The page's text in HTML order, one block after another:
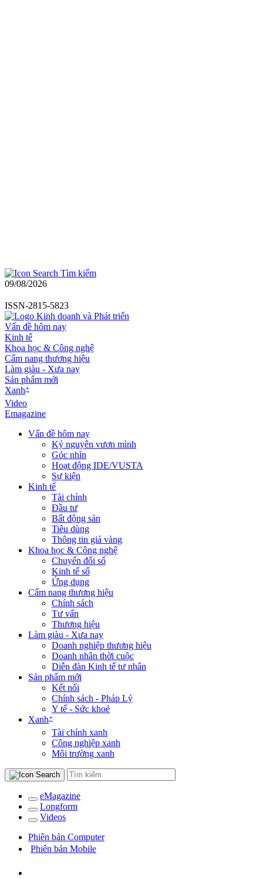
Tìm kiếm
09/08/2026
ISSN-2815-5823
Vấn đề hôm nay
Kinh tế
Khoa học & Công nghệ
Cẩm nang thương hiệu
Làm giàu - Xưa nay
Sản phẩm mới
Xanh+
Video
Emagazine
Vấn đề hôm nay
Kỷ nguyên vươn mình
Góc nhìn
Hoạt động IDE/VUSTA
Sự kiện
Kinh tế
Tài chính
Đầu tư
Bất động sản
Tiêu dùng
Thông tin giá vàng
Khoa học & Công nghệ
Chuyển đổi số
Kinh tế số
Ứng dụng
Cẩm nang thương hiệu
Chính sách
Tư vấn
Thương hiệu
Làm giàu - Xưa nay
Doanh nghiệp thương hiệu
Doanh nhân thời cuộc
Diễn đàn Kinh tế tư nhân
Sản phẩm mới
Kết nối
Chính sách - Pháp Lý
Y tế - Sức khoẻ
Xanh+
Tài chính xanh
Công nghiệp xanh
Môi trường xanh
eMagazine
Longform
Videos
Phiên bản Computer
Phiên bản Mobile